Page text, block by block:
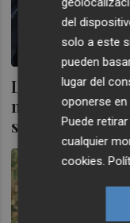
La Comunitat
muertes
semana
del
solo a este
pueden
lugar del
oponerse en
Puede
cualquier
cookies.